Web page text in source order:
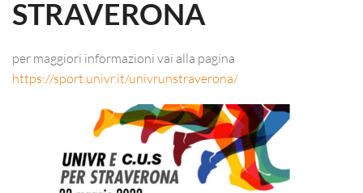
STRAVERONA
per maggiori informazioni vai alla pagina
https://sport.univr.it/univrunstraverona/